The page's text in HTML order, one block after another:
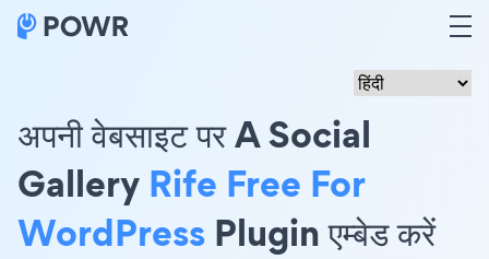
अपनी वेबसाइट पर A Social
Gallery Rife Free For
WordPress Plugin एम्बेड करें